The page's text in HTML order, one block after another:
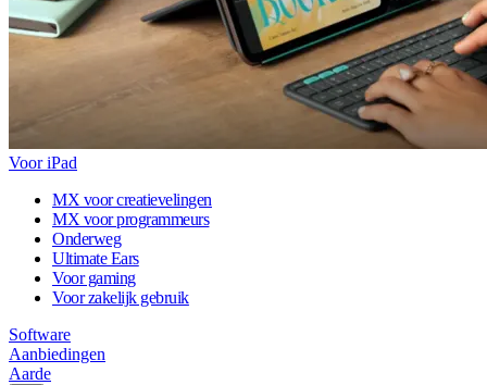
Voor iPad
MX voor creatievelingen
MX voor programmeurs
Onderweg
Ultimate Ears
Voor gaming
Voor zakelijk gebruik
Software
Aanbiedingen
Aarde